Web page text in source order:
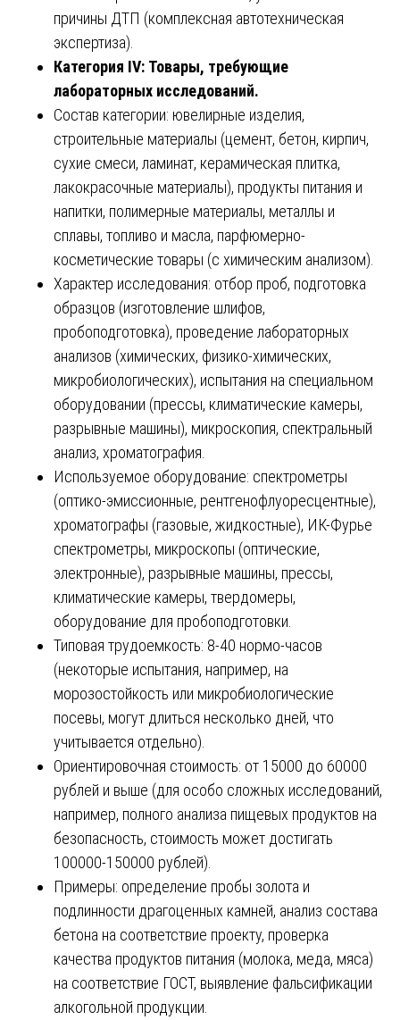
причины ДТП (комплексная автотехническая
экспертиза).
Категория IV: Товары, требующие
лабораторных исследований.
Состав категории: ювелирные изделия,
строительные материалы (цемент, бетон, кирпич,
сухие смеси, ламинат, керамическая плитка,
лакокрасочные материалы), продукты питания и
напитки, полимерные материалы, металлы и
сплавы, топливо и масла, парфюмерно-
косметические товары (с химическим анализом).
Характер исследования: отбор проб, подготовка
образцов (изготовление шлифов,
пробоподготовка), проведение лабораторных
анализов (химических, физико-химических,
микробиологических), испытания на специальном
оборудовании (прессы, климатические камеры,
разрывные машины), микроскопия, спектральный
анализ, хроматография.
Используемое оборудование: спектрометры
(оптико-эмиссионные, рентгенофлуоресцентные),
хроматографы (газовые, жидкостные), ИК-Фурье
спектрометры, микроскопы (оптические,
электронные), разрывные машины, прессы,
климатические камеры, твердомеры,
оборудование для пробоподготовки.
Типовая трудоемкость: 8-40 нормо-часов
(некоторые испытания, например, на
морозостойкость или микробиологические
посевы, могут длиться несколько дней, что
учитывается отдельно).
Ориентировочная стоимость: от 15000 до 60000
рублей и выше (для особо сложных исследований,
например, полного анализа пищевых продуктов на
безопасность, стоимость может достигать
100000-150000 рублей).
Примеры: определение пробы золота и
подлинности драгоценных камней, анализ состава
бетона на соответствие проекту, проверка
качества продуктов питания (молока, меда, мяса)
на соответствие ГОСТ, выявление фальсификации
алкогольной продукции.